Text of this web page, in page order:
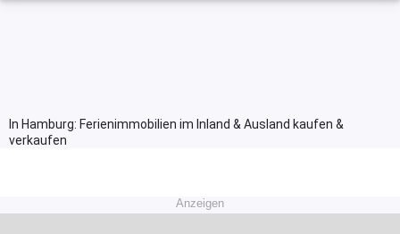
In Hamburg: Ferienimmobilien im Inland & Ausland kaufen &
verkaufen
Anzeigen